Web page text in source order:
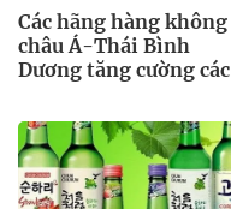
Các hãng hàng không
châu Á-Thái Bình
Dương tăng cường các